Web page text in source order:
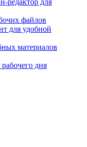
редактор для
файлов
для удобной
материалов
дня